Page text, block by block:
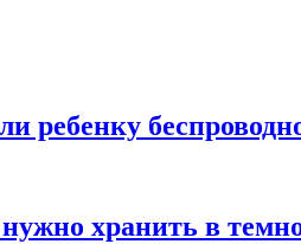
ребенку
хранить в